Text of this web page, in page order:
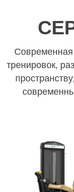
тренировок,